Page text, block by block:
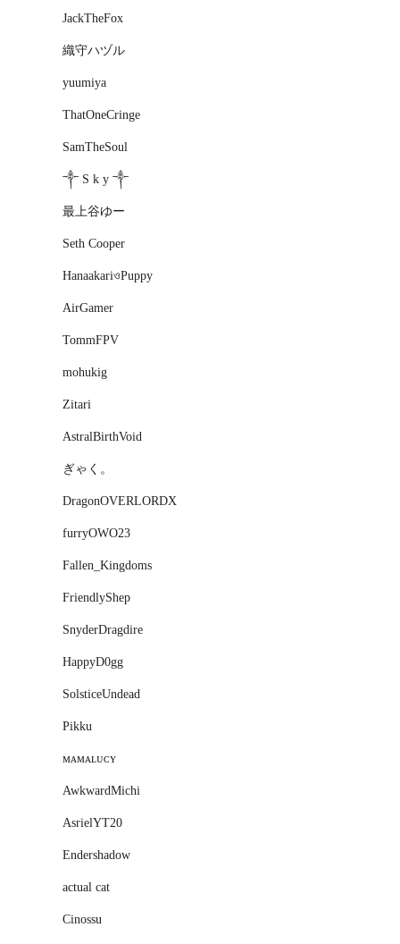
JackTheFox
織守ハヅル
yuumiya
ThatOneCringe
SamTheSoul
༒ S k y ༒
最上谷ゆー
Seth Cooper
HanaakariওPuppy
AirGamer
TommFPV
mohukig
Zitari
AstralBirthVoid
ぎゃく。
DragonOVERLORDX
furryOWO23
Fallen_Kingdoms
FriendlyShep
SnyderDragdire
HappyD0gg
SolsticeUndead
Pikku
ᴍᴀᴍᴀʟᴜᴄʏ
AwkwardMichi
AsrielYT20
Endershadow
actual cat
Cinossu